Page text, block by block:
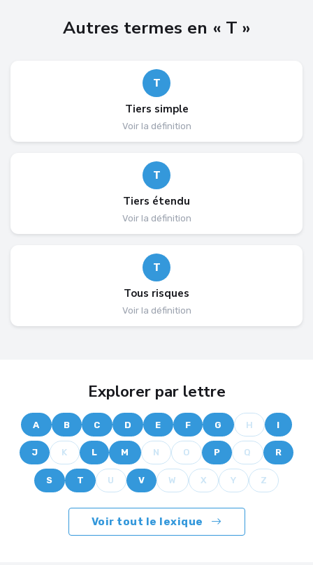
Autres termes en « T »
T
Tiers simple
Voir la définition
T
Tiers étendu
Voir la définition
T
Tous risques
Voir la définition
Explorer par lettre
A B C D E F G H I
J K L M N O P Q R
S T U V W X Y Z
Voir tout le lexique